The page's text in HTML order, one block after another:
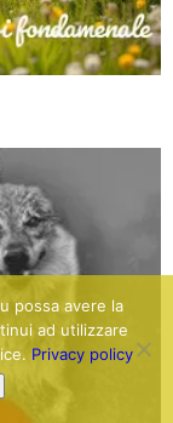
possa avere la
ad utilizzare
Privacy policy